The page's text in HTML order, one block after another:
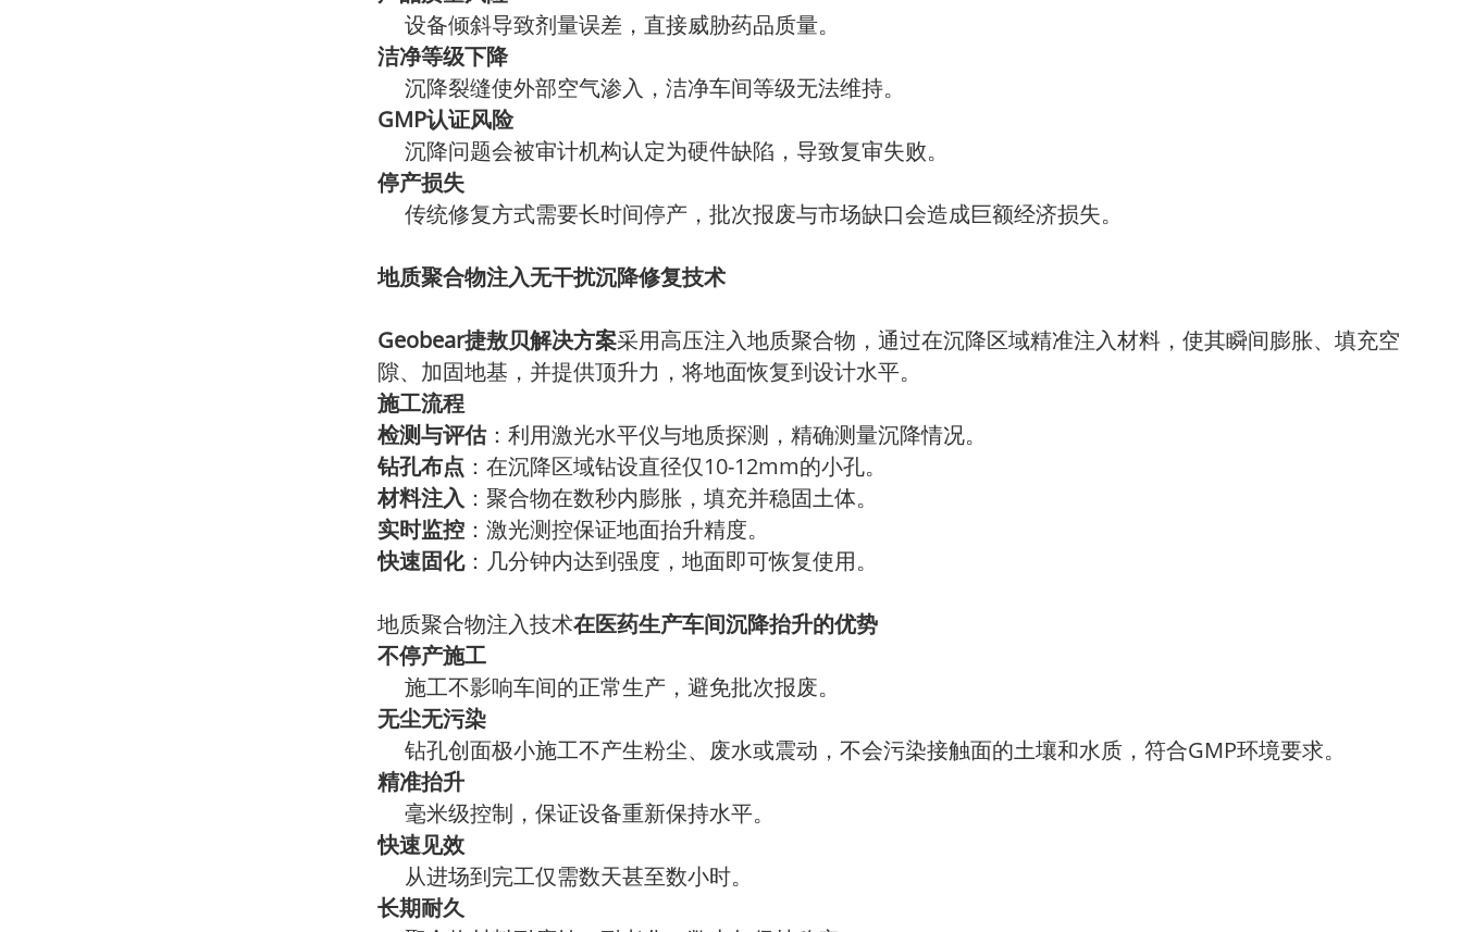
设备倾斜导致剂量误差，直接威胁药品质量。
洁净等级下降
沉降裂缝使外部空气渗入，洁净车间等级无法维持。
GMP认证风险
沉降问题会被审计机构认定为硬件缺陷，导致复审失败。
停产损失
传统修复方式需要长时间停产，批次报废与市场缺口会造成巨额经济损失。
地质聚合物注入无干扰沉降修复技术
Geobear捷敖贝解决方案采用高压注入地质聚合物，通过在沉降区域精准注入材料，使其瞬间膨胀、填充空
隙、加固地基，并提供顶升力，将地面恢复到设计水平。
施工流程
检测与评估：利用激光水平仪与地质探测，精确测量沉降情况。
钻孔布点 ：在沉降区域钻设直径仅10-12mm的小孔。
材料注入 ：聚合物在数秒内膨胀，填充并稳固土体。
实时监控 ：激光测控保证地面抬升精度。
快速固化：几分钟内达到强度，地面即可恢复使用。
地质聚合物注入技术在医药生产车间沉降抬升的优势
不停产施工
施工不影响车间的正常生产，避免批次报废。
无尘无污染
钻孔创面极小施工不产生粉尘、废水或震动，不会污染接触面的土壤和水质，符合GMP环境要求。
精准抬升
毫米级控制，保证设备重新保持水平。
快速见效
从进场到完工仅需数天甚至数小时。
长期耐久